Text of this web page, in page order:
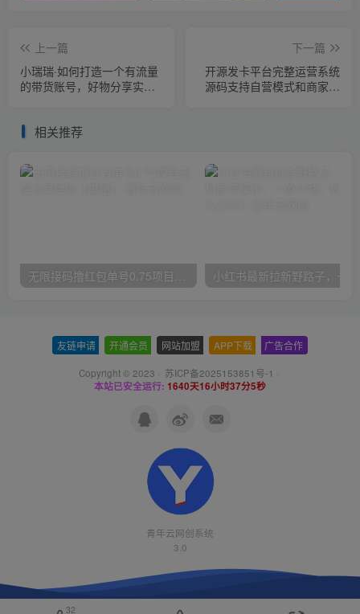
上一篇
小瑞瑞·如何打造一个有流量
的带货账号，好物分享实操
下一篇
开源发卡平台完整运营系统
源码支持自营模式和商家入
相关推荐
无限接码撸红包单号0.75项目无偿分享给你【揭秘】
友链申请 开通会员 网站加盟 APP下载 广告合作
Copyright © 2023 · 苏ICP备2025153851号-1 ·
本站已安全运行: 1640天16小时37分5秒
青年云网创系统
3.0
32